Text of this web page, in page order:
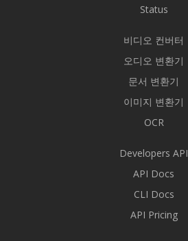
Status
비디오 컨버터
오디오 변환기
문서 변환기
이미지 변환기
OCR
Developers API
API Docs
CLI Docs
API Pricing